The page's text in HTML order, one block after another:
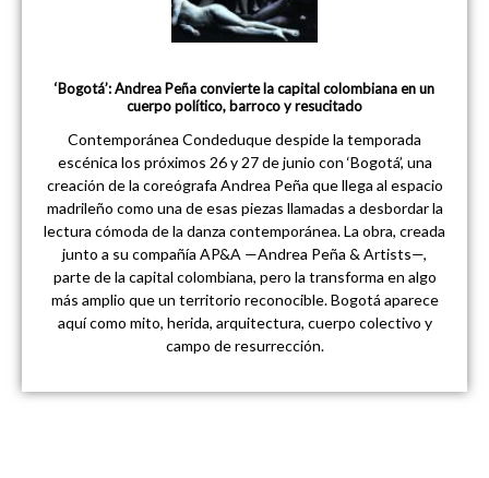
‘Bogotá’: Andrea Peña convierte la capital colombiana en un
cuerpo político, barroco y resucitado
Contemporánea Condeduque despide la temporada
escénica los próximos 26 y 27 de junio con ‘Bogotá’, una
creación de la coreógrafa Andrea Peña que llega al espacio
madrileño como una de esas piezas llamadas a desbordar la
lectura cómoda de la danza contemporánea. La obra, creada
junto a su compañía AP&A —Andrea Peña & Artists—,
parte de la capital colombiana, pero la transforma en algo
más amplio que un territorio reconocible. Bogotá aparece
aquí como mito, herida, arquitectura, cuerpo colectivo y
campo de resurrección.